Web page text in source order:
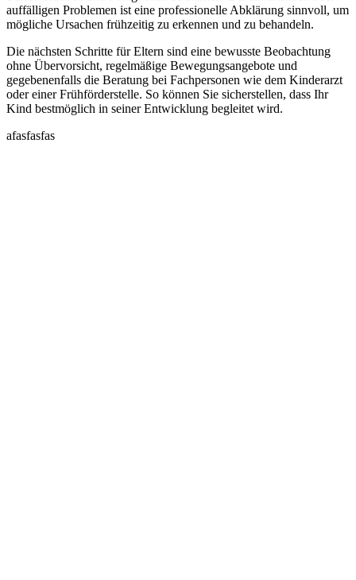
auffälligen Problemen ist eine professionelle Abklärung sinnvoll, um
mögliche Ursachen frühzeitig zu erkennen und zu behandeln.
Die nächsten Schritte für Eltern sind eine bewusste Beobachtung
ohne Übervorsicht, regelmäßige Bewegungsangebote und
gegebenenfalls die Beratung bei Fachpersonen wie dem Kinderarzt
oder einer Frühförderstelle. So können Sie sicherstellen, dass Ihr
Kind bestmöglich in seiner Entwicklung begleitet wird.
afasfasfas